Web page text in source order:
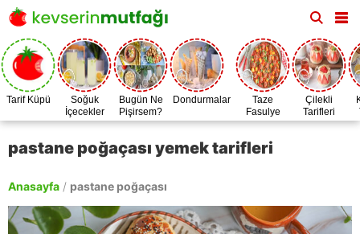
Tarif Küpü
Soğuk
İçecekler
Bugün Ne
Pişirsem?
Dondurmalar
Taze
Fasulye
Zamanı
Çilekli
Tarifleri
pastane poğaçası yemek tarifleri
Anasayfa / pastane poğaçası